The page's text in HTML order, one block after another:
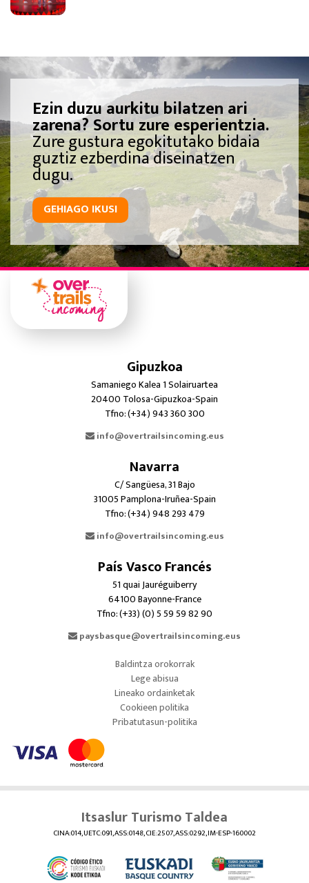
Ezin duzu aurkitu bilatzen ari
zarena? Sortu zure esperientzia.
Zure gustura egokitutako bidaia
guztiz ezberdina diseinatzen
dugu.
GEHIAGO IKUSI
Gipuzkoa
Samaniego Kalea 1 Solairuartea
20400 Tolosa-Gipuzkoa-Spain
Tfno: (+34) 943 360 300
info@overtrailsincoming.eus
Navarra
C/ Sangüesa, 31 Bajo
31005 Pamplona-Iruñea-Spain
Tfno: (+34) 948 293 479
info@overtrailsincoming.eus
País Vasco Francés
51 quai Jauréguiberry
64100 Bayonne-France
Tfno: (+33) (0) 5 59 59 82 90
paysbasque@overtrailsincoming.eus
Baldintza orokorrak
Lege abisua
Lineako ordainketak
Cookieen politika
Pribatutasun-politika
Itsaslur Turismo Taldea
CINA:014, UETC:091, ASS:0148, CIE:2507, ASS:0292, IM-ESP-160002